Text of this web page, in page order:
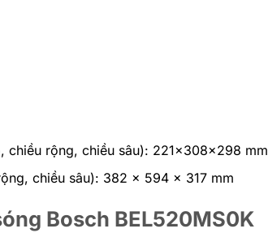
chiều rộng, chiều sâu): 221x308x298 mm
chiều sâu): 382 x 594 x 317 mm
Bosch BEL520MS0K